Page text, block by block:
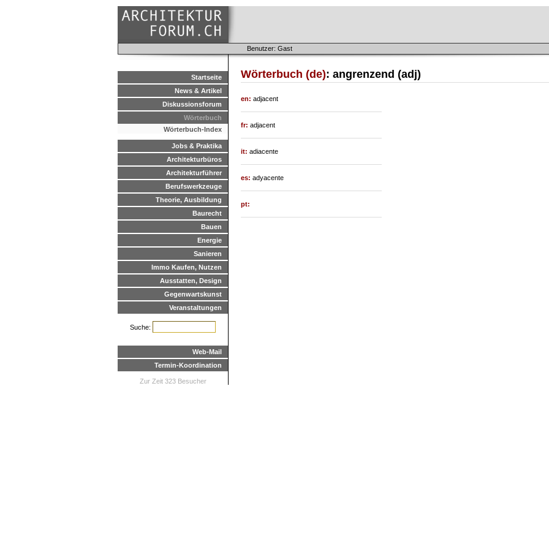
Benutzer: Gast
Startseite
News & Artikel
Diskussionsforum
Wörterbuch
Wörterbuch-Index
Jobs & Praktika
Architekturbüros
Architekturführer
Berufswerkzeuge
Theorie, Ausbildung
Baurecht
Bauen
Energie
Sanieren
Immo Kaufen, Nutzen
Ausstatten, Design
Gegenwartskunst
Veranstaltungen
Suche:
Web-Mail
Termin-Koordination
Zur Zeit 323 Besucher
Wörterbuch (de): angrenzend (adj)
en: adjacent
fr: adjacent
it: adiacente
es: adyacente
pt: